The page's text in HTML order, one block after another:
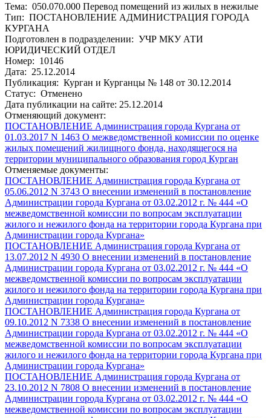
Тема: 050.070.000 Перевод помещений из жилых в нежилые
Тип: ПОСТАНОВЛЕНИЕ АДМИНИСТРАЦИЯ ГОРОДА
КУРГАНА
Подготовлен в подразделении: УЧР МКУ АТИ
ЮРИДИЧЕСКИЙ ОТДЕЛ
Номер: 10146
Дата: 25.12.2014
Публикация: Курган и Курганцы № 148 от 30.12.2014
Статус: Отменено
Дата публикации на сайте: 25.12.2014
Отменяющий документ:
ПОСТАНОВЛЕНИЕ Администрация города Кургана от
01.03.2017 N 1463 О межведомственной комиссии по оценке
жилых помещений жилищного фонда, находящегося на
территории муниципального образования город Курган
Отменяемые документы:
ПОСТАНОВЛЕНИЕ Администрация города Кургана от
05.06.2012 N 3743 О внесении изменений в постановление
Администрации города Кургана от 03.02.2012 г. № 444 «О
межведомственной комиссии по вопросам эксплуатации
жилого и нежилого фонда на территории города Кургана при
Администрации города Кургана»
ПОСТАНОВЛЕНИЕ Администрация города Кургана от
13.07.2012 N 4930 О внесении изменений в постановление
Администрации города Кургана от 03.02.2012 г. № 444 «О
межведомственной комиссии по вопросам эксплуатации
жилого и нежилого фонда на территории города Кургана при
Администрации города Кургана»
ПОСТАНОВЛЕНИЕ Администрация города Кургана от
09.10.2012 N 7338 О внесении изменений в постановление
Администрации города Кургана от 03.02.2012 г. № 444 «О
межведомственной комиссии по вопросам эксплуатации
жилого и нежилого фонда на территории города Кургана при
Администрации города Кургана»
ПОСТАНОВЛЕНИЕ Администрация города Кургана от
23.10.2012 N 7808 О внесении изменений в постановление
Администрации города Кургана от 03.02.2012 г. № 444 «О
межведомственной комиссии по вопросам эксплуатации